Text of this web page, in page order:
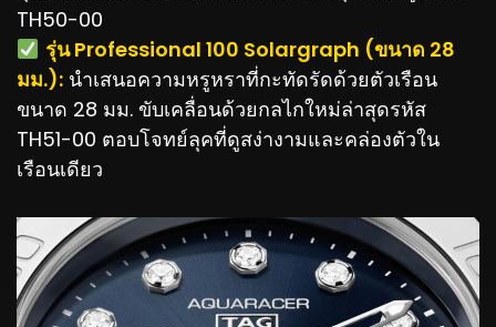
TH50-00
รุ่น Professional 100 Solargraph (ขนาด 28
มม.): นำเสนอความหรูหราที่กะทัดรัดด้วยตัวเรือน
ขนาด 28 มม. ขับเคลื่อนด้วยกลไกใหม่ล่าสุดรหัส
TH51-00 ตอบโจทย์ลุคที่ดูสง่างามและคล่องตัวใน
เรือนเดียว